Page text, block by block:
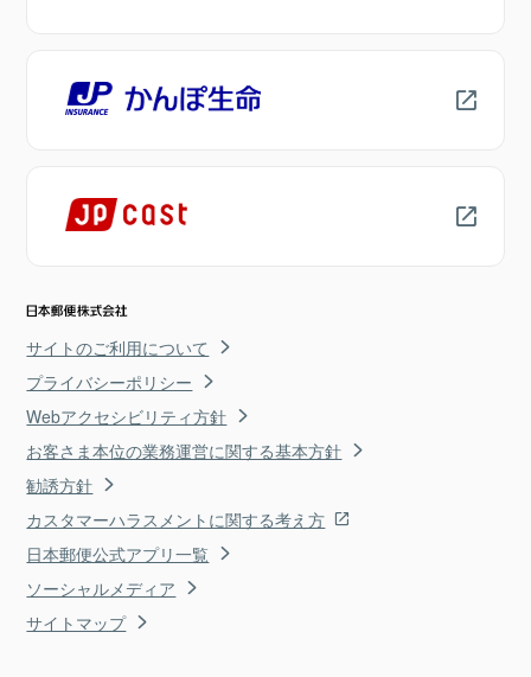
サイトのご利用について
プライバシーポリシー
Webアクセシビリティ方針
お客さま本位の業務運営に関する基本方針
勧誘方針
カスタマーハラスメントに関する考え方
日本郵便公式アプリ一覧
ソーシャルメディア
サイトマップ